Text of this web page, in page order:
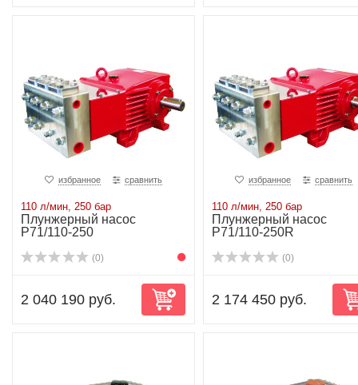
избранное сравнить
110 л/мин, 250 бар
Плунжерный насос
P71/110-250
(0)
2 040 190 руб.
избранное сравнить
110 л/мин, 250 бар
Плунжерный насос
P71/110-250R
(0)
2 174 450 руб.